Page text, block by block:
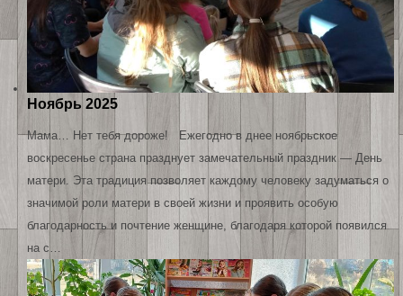
Ноябрь 2025
Мама… Нет тебя дороже! Ежегодно в днее ноябрьское
воскресенье страна празднует замечательный праздник — День
матери. Эта традиция позволяет каждому человеку задуматься о
значимой роли матери в своей жизни и проявить особую
благодарность и почтение женщине, благодаря которой появился
на с…